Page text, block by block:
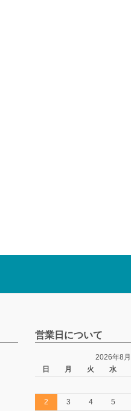
営業日について
2026年8月
日
月 火 水
2
3 4 5